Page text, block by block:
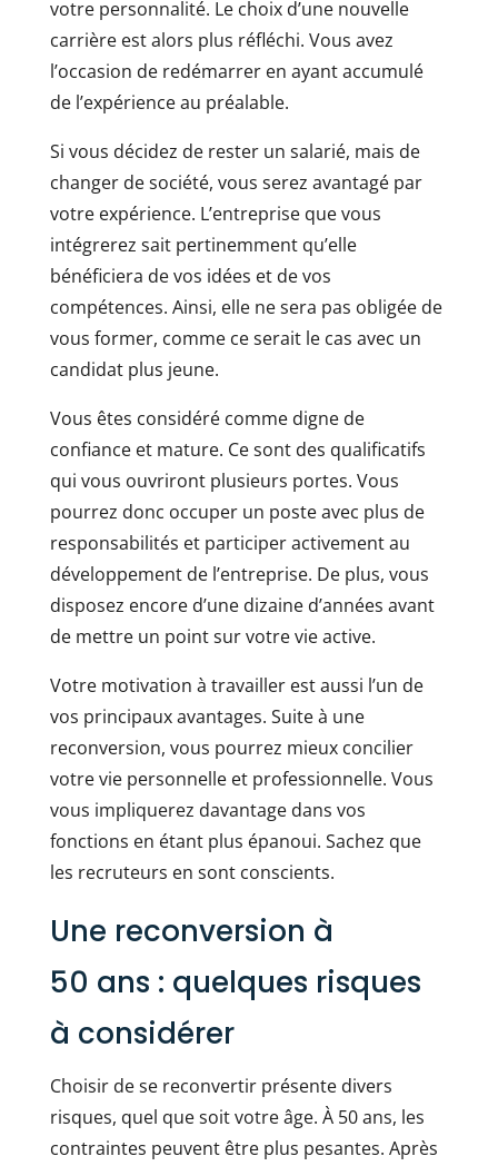
votre personnalité. Le choix d’une nouvelle
carrière est alors plus réfléchi. Vous avez
l’occasion de redémarrer en ayant accumulé
de l’expérience au préalable.
Si vous décidez de rester un salarié, mais de
changer de société, vous serez avantagé par
votre expérience. L’entreprise que vous
intégrerez sait pertinemment qu’elle
bénéficiera de vos idées et de vos
compétences. Ainsi, elle ne sera pas obligée de
vous former, comme ce serait le cas avec un
candidat plus jeune.
Vous êtes considéré comme digne de
confiance et mature. Ce sont des qualificatifs
qui vous ouvriront plusieurs portes. Vous
pourrez donc occuper un poste avec plus de
responsabilités et participer activement au
développement de l’entreprise. De plus, vous
disposez encore d’une dizaine d’années avant
de mettre un point sur votre vie active.
Votre motivation à travailler est aussi l’un de
vos principaux avantages. Suite à une
reconversion, vous pourrez mieux concilier
votre vie personnelle et professionnelle. Vous
vous impliquerez davantage dans vos
fonctions en étant plus épanoui. Sachez que
les recruteurs en sont conscients.
Une reconversion à
50 ans : quelques risques
à considérer
Choisir de se reconvertir présente divers
risques, quel que soit votre âge. À 50 ans, les
contraintes peuvent être plus pesantes. Après